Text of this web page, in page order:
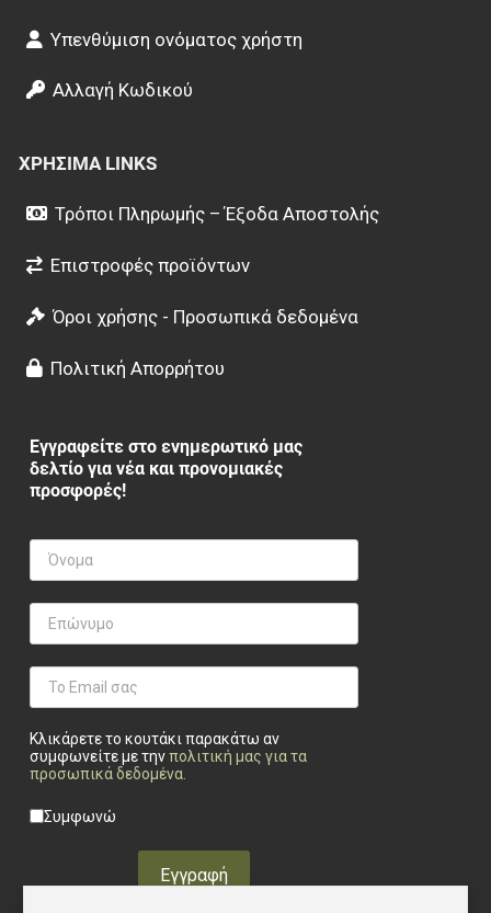
Υπενθύμιση ονόματος χρήστη
Αλλαγή Κωδικού
ΧΡΉΣΙΜΑ LINKS
Τρόποι Πληρωμής – Έξοδα Αποστολής
Επιστροφές προϊόντων
Όροι χρήσης - Προσωπικά δεδομένα
Πολιτική Απορρήτου
Εγγραφείτε στο ενημερωτικό μας
δελτίο για νέα και προνομιακές
προσφορές!
Κλικάρετε το κουτάκι παρακάτω αν
συμφωνείτε με τηνπολιτική μας για τα
προσωπικά δεδομένα.
Privacy checkbox
Συμφωνώ
Εγγραφή